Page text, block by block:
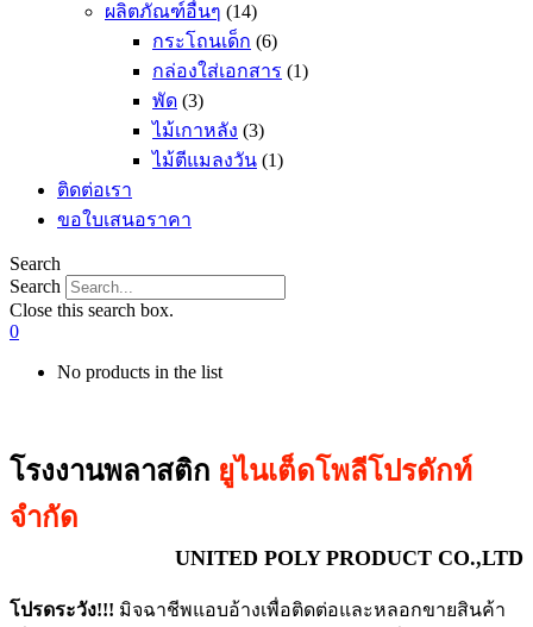
ผลิตภัณฑ์อื่นๆ (14)
กระโถนเด็ก (6)
กล่องใส่เอกสาร (1)
พัด (3)
ไม้เกาหลัง (3)
ไม้ตีแมลงวัน (1)
ติดต่อเรา
ขอใบเสนอราคา
Search
Search
Close this search box.
0
No products in the list
โรงงานพลาสติก ยูไนเต็ดโพลีโปรดักท์
จำกัด
UNITED POLY PRODUCT CO.,LTD
โปรดระวัง!!! มิจฉาชีพแอบอ้างเพื่อติดต่อและหลอกขายสินค้า